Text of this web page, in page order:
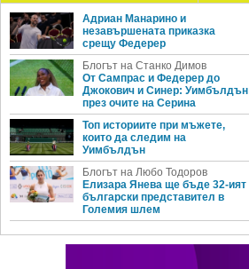
Адриан Манарино и
незавършената приказка
срещу Федерер
Блогът на Станко Димов
От Сампрас и Федерер до
Джокович и Синер: Уимбълдън
през очите на Серина
Топ историите при мъжете,
които да следим на
Уимбълдън
Блогът на Любо Тодоров
Елизара Янева ще бъде 32-ият
български представител в
Големия шлем